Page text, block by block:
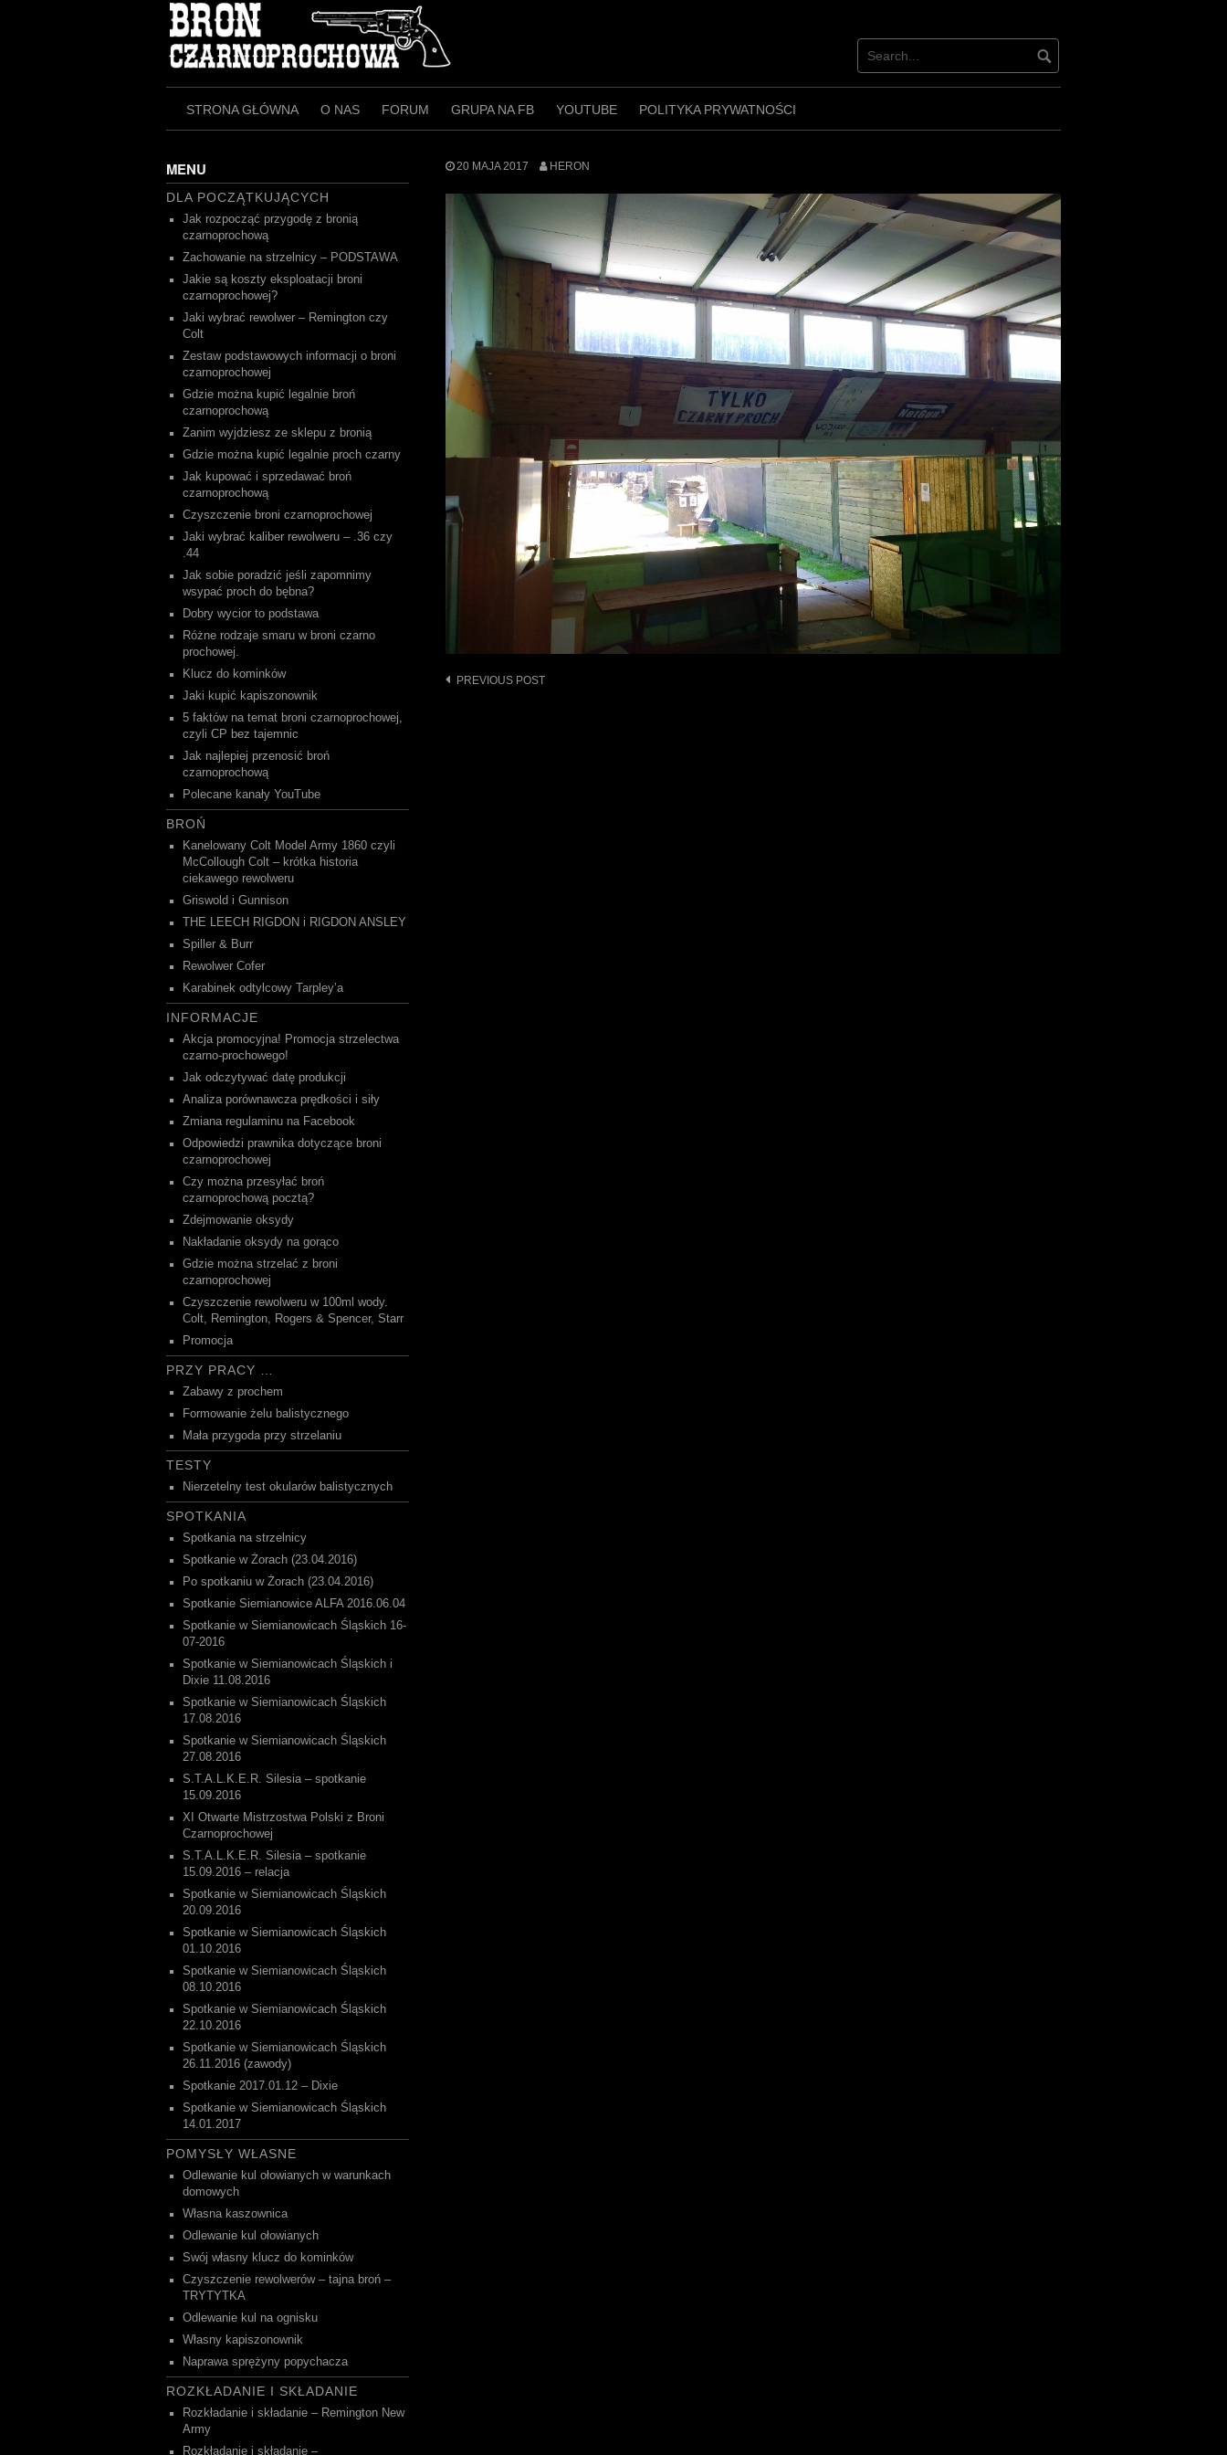
STRONA GŁÓWNA O NAS FORUM GRUPA NA FB YOUTUBE POLITYKA PRYWATNOŚCI
20 MAJA 2017 HERON
Post
PREVIOUS POST
MENU
DLA POCZĄTKUJĄCYCH
Jak rozpocząć przygodę z bronią
czarnoprochową
Zachowanie na strzelnicy – PODSTAWA
Jakie są koszty eksploatacji broni
czarnoprochowej?
Jaki wybrać rewolwer – Remington czy
Colt
Zestaw podstawowych informacji o broni
czarnoprochowej
Gdzie można kupić legalnie broń
czarnoprochową
Zanim wyjdziesz ze sklepu z bronią
Gdzie można kupić legalnie proch czarny
Jak kupować i sprzedawać broń
czarnoprochową
Czyszczenie broni czarnoprochowej
Jaki wybrać kaliber rewolweru – .36 czy
.44
Jak sobie poradzić jeśli zapomnimy
wsypać proch do bębna?
Dobry wycior to podstawa
Różne rodzaje smaru w broni czarno
prochowej.
Klucz do kominków
Jaki kupić kapiszonownik
5 faktów na temat broni czarnoprochowej,
czyli CP bez tajemnic
Jak najlepiej przenosić broń
czarnoprochową
Polecane kanały YouTube
BROŃ
Kanelowany Colt Model Army 1860 czyli
McCollough Colt – krótka historia
ciekawego rewolweru
Griswold i Gunnison
THE LEECH RIGDON i RIGDON ANSLEY
Spiller & Burr
Rewolwer Cofer
Karabinek odtylcowy Tarpley’a
INFORMACJE
Akcja promocyjna! Promocja strzelectwa
czarno-prochowego!
Jak odczytywać datę produkcji
Analiza porównawcza prędkości i siły
Zmiana regulaminu na Facebook
Odpowiedzi prawnika dotyczące broni
czarnoprochowej
Czy można przesyłać broń
czarnoprochową pocztą?
Zdejmowanie oksydy
Nakładanie oksydy na gorąco
Gdzie można strzelać z broni
czarnoprochowej
Czyszczenie rewolweru w 100ml wody.
Colt, Remington, Rogers & Spencer, Starr
Promocja
PRZY PRACY …
Zabawy z prochem
Formowanie żelu balistycznego
Mała przygoda przy strzelaniu
TESTY
Nierzetelny test okularów balistycznych
SPOTKANIA
Spotkania na strzelnicy
Spotkanie w Żorach (23.04.2016)
Po spotkaniu w Żorach (23.04.2016)
Spotkanie Siemianowice ALFA 2016.06.04
Spotkanie w Siemianowicach Śląskich 16-
07-2016
Spotkanie w Siemianowicach Śląskich i
Dixie 11.08.2016
Spotkanie w Siemianowicach Śląskich
17.08.2016
Spotkanie w Siemianowicach Śląskich
27.08.2016
S.T.A.L.K.E.R. Silesia – spotkanie
15.09.2016
XI Otwarte Mistrzostwa Polski z Broni
Czarnoprochowej
S.T.A.L.K.E.R. Silesia – spotkanie
15.09.2016 – relacja
Spotkanie w Siemianowicach Śląskich
20.09.2016
Spotkanie w Siemianowicach Śląskich
01.10.2016
Spotkanie w Siemianowicach Śląskich
08.10.2016
Spotkanie w Siemianowicach Śląskich
22.10.2016
Spotkanie w Siemianowicach Śląskich
26.11.2016 (zawody)
Spotkanie 2017.01.12 – Dixie
Spotkanie w Siemianowicach Śląskich
14.01.2017
POMYSŁY WŁASNE
Odlewanie kul ołowianych w warunkach
domowych
Własna kaszownica
Odlewanie kul ołowianych
Swój własny klucz do kominków
Czyszczenie rewolwerów – tajna broń –
TRYTYTKA
Odlewanie kul na ognisku
Własny kapiszonownik
Naprawa sprężyny popychacza
ROZKŁADANIE I SKŁADANIE
Rozkładanie i składanie – Remington New
Army
Rozkładanie i składanie –